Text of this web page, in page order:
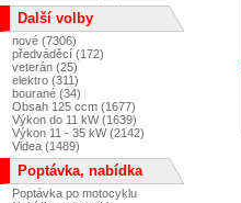
Další volby
nové (7306)
předváděcí (172)
veterán (25)
elektro (311)
bourané (34)
Obsah 125 ccm (1677)
Výkon do 11 kW (1639)
Výkon 11 - 35 kW (2142)
Videa (1489)
Poptávka, nabídka
Poptávka po motocyklu